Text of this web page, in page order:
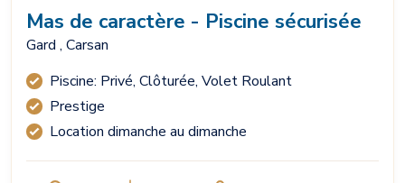
Mas de caractère - Piscine sécurisée
Gard , Carsan
Piscine: Privé, Clôturée, Volet Roulant
Prestige
Location dimanche au dimanche